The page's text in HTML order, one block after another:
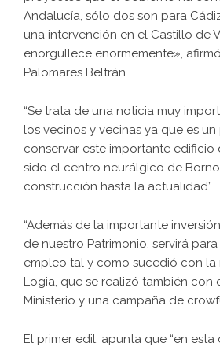
Andalucía, sólo dos son para
una intervención en el Castillo de
enorgullece enormemente»,
Palomares Beltrán.
“Se trata de una noticia muy
los vecinos y vecinas ya que es
conservar este importante edificio
sido el centro neurálgico de
construcción hasta la actualidad”.
“Además de la importante
de nuestro Patrimonio, servirá
empleo tal y como sucedió con la
Logia, que se realizó también con
Ministerio y una campaña de
El primer edil, apunta que “en